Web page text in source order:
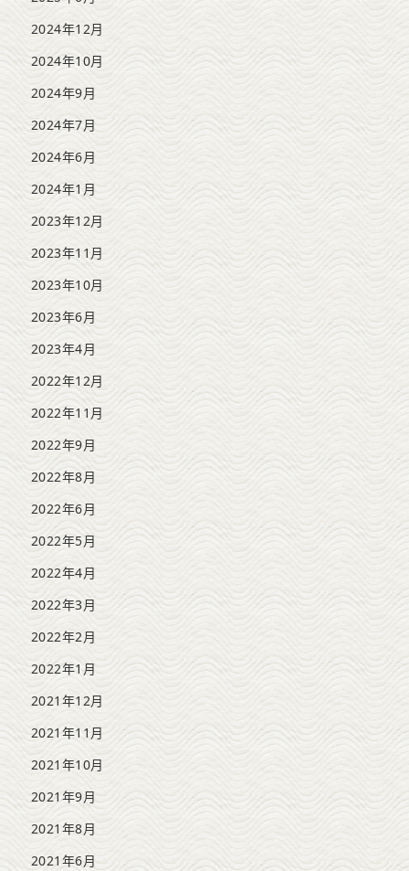
2024年12月
2024年10月
2024年9月
2024年7月
2024年6月
2024年1月
2023年12月
2023年11月
2023年10月
2023年6月
2023年4月
2022年12月
2022年11月
2022年9月
2022年8月
2022年6月
2022年5月
2022年4月
2022年3月
2022年2月
2022年1月
2021年12月
2021年11月
2021年10月
2021年9月
2021年8月
2021年6月